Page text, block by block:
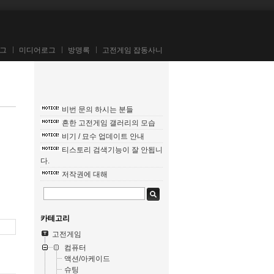
미디어로그 방명록 고전게임 잡동사니
비번 문의 하시는 분들
흔한 고전게임 갤러리의 모습
비기 / 묘수 업데이트 안내
티스토리 검색기능이 잘 안됩니
다.
저작권에 대해
카테고리
고전게임
컴퓨터
액션/아케이드
슈팅